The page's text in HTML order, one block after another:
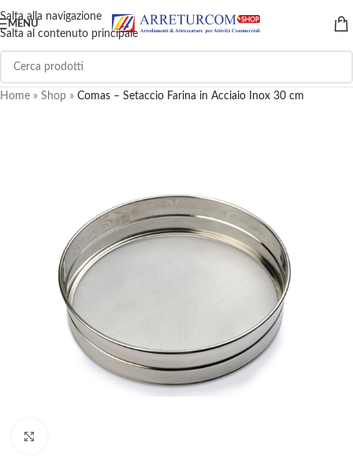
Salta alla navigazione
Salta al contenuto principale
MENU
Home » Shop » Comas – Setaccio Farina in Acciaio Inox 30 cm